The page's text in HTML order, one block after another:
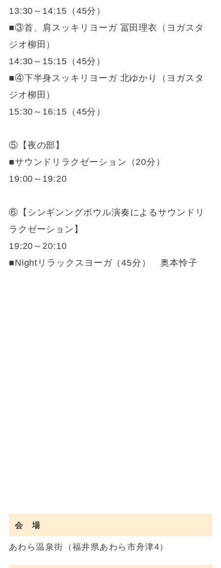
13:30～14:15（45分）
■③首、肩スッキリヨーガ 冨田理衣（ヨガスタ
ジオ柳田）
14:30～15:15（45分）
■④下半身スッキリヨーガ 北ゆかり（ヨガスタ
ジオ柳田）
15:30～16:15（45分）
⑤【夜の部】
■サウンドリラクゼーション（20分）
19:00～19:20
⑥【シンギンングボウル演奏によるサウンドリ
ラクゼーション】
19:20～20:10
■Nightリラックスヨーガ（45分） 奥本怜子
会 場
あわら温泉街（福井県あわら市舟津4）